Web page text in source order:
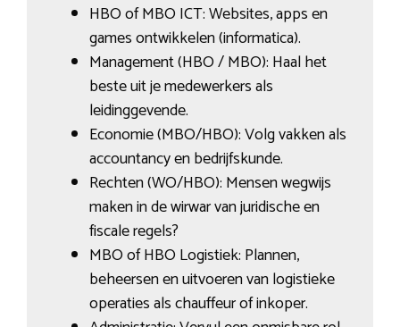
HBO of MBO ICT: Websites, apps en
games ontwikkelen (informatica).
Management (HBO / MBO): Haal het
beste uit je medewerkers als
leidinggevende.
Economie (MBO/HBO): Volg vakken als
accountancy en bedrijfskunde.
Rechten (WO/HBO): Mensen wegwijs
maken in de wirwar van juridische en
fiscale regels?
MBO of HBO Logistiek: Plannen,
beheersen en uitvoeren van logistieke
operaties als chauffeur of inkoper.